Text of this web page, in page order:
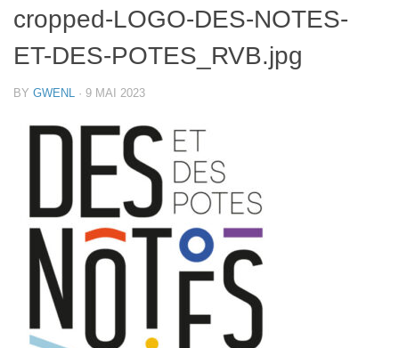
cropped-LOGO-DES-NOTES-
ET-DES-POTES_RVB.jpg
BY GWENL · 9 MAI 2023